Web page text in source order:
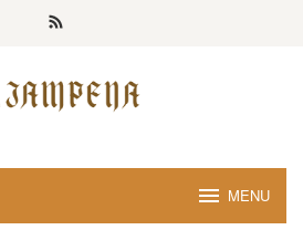
MENU